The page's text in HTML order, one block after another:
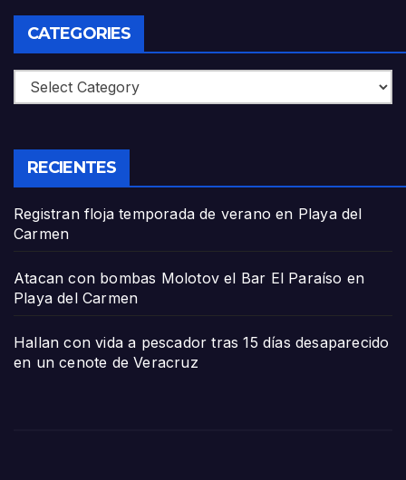
CATEGORIES
Categories
RECIENTES
Registran floja temporada de verano en Playa del
Carmen
Atacan con bombas Molotov el Bar El Paraíso en
Playa del Carmen
Hallan con vida a pescador tras 15 días desaparecido
en un cenote de Veracruz